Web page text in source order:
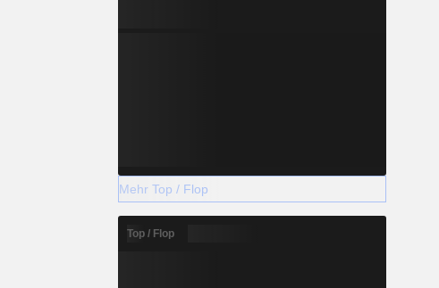
Mehr Top / Flop
Top / Flop